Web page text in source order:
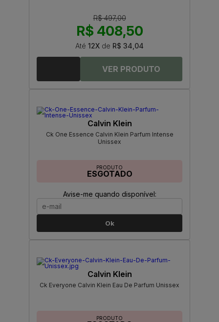
R$ 497,00
R$ 408,50
Até 12X de R$ 34,04
Calvin Klein
Ck One Essence Calvin Klein Parfum Intense
Unissex
PRODUTO
ESGOTADO
Avise-me quando disponível:
Ok
Calvin Klein
Ck Everyone Calvin Klein Eau De Parfum Unissex
PRODUTO